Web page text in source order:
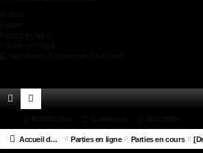
co u
Accueil du forum Parties en ligne Parties en cours